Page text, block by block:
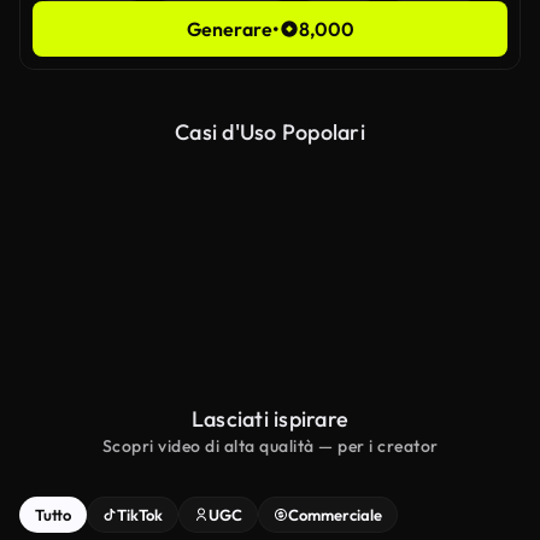
Generare• 8,000
Casi d'Uso Popolari
Lasciati ispirare
Scopri video di alta qualità — per i creator
Tutto TikTok UGC Commerciale